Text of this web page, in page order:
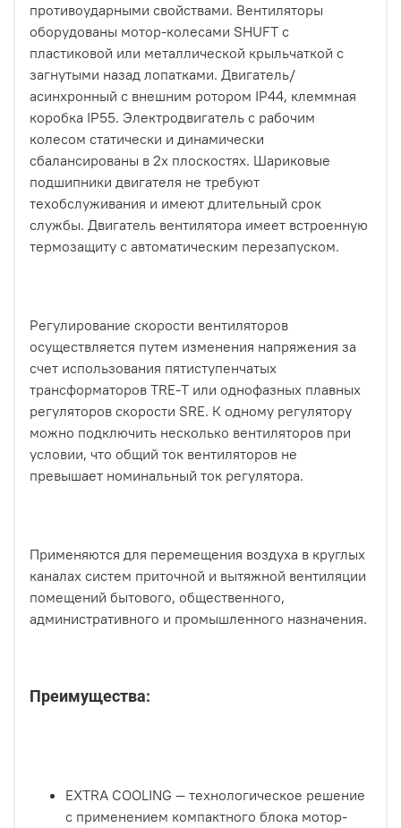
противоударными свойствами. Вентиляторы
оборудованы мотор-колесами SHUFT с
пластиковой или металлической крыльчаткой с
загнутыми назад лопатками. Двигатель/
асинхронный с внешним ротором IP44, клеммная
коробка IP55. Электродвигатель с рабочим
колесом статически и динамически
сбалансированы в 2х плоскостях. Шариковые
подшипники двигателя не требуют
техобслуживания и имеют длительный срок
службы. Двигатель вентилятора имеет встроенную
термозащиту с автоматическим перезапуском.
Регулирование скорости вентиляторов
осуществляется путем изменения напряжения за
счет использования пятиступенчатых
трансформаторов TRE-T или однофазных плавных
регуляторов скорости SRE. К одному регулятору
можно подключить несколько вентиляторов при
условии, что общий ток вентиляторов не
превышает номинальный ток регулятора.
Применяются для перемещения воздуха в круглых
каналах систем приточной и вытяжной вентиляции
помещений бытового, общественного,
административного и промышленного назначения.
Преимущества:
EXTRA COOLING — технологическое решение
с применением компактного блока мотор-